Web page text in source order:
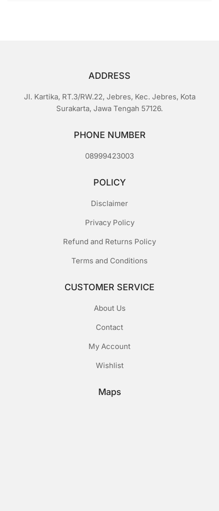
ADDRESS
Jl. Kartika, RT.3/RW.22, Jebres, Kec. Jebres, Kota
Surakarta, Jawa Tengah 57126.
PHONE NUMBER
08999423003
POLICY
Disclaimer
Privacy Policy
Refund and Returns Policy
Terms and Conditions
CUSTOMER SERVICE
About Us
Contact
My Account
Wishlist
Maps